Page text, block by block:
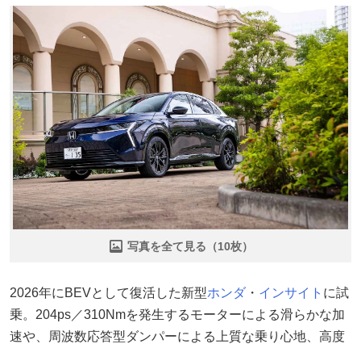
写真を全て見る（10枚）
2026年にBEVとして復活した新型ホンダ ・ インサイト に試
乗。204ps／310Nmを発生するモーターによる滑らかな加
速や、周波数応答型ダンパーによる上質な乗り心地、高度